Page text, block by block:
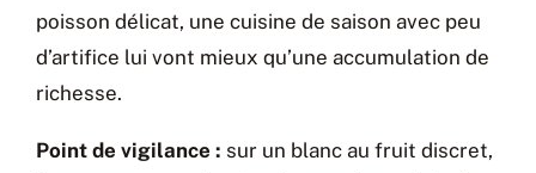
poisson délicat, une cuisine de saison avec peu
d’artifice lui vont mieux qu’une accumulation de
richesse.
Point de vigilance : sur un blanc au fruit discret,